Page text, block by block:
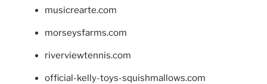
musicrearte.com
morseysfarms.com
riverviewtennis.com
official-kelly-toys-squishmallows.com